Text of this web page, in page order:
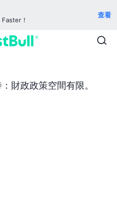
！
查看
財政政策空間有限。